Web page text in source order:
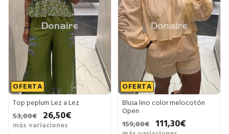
OFERTA
Top peplum Lez a Lez
53,00€
26,50€
más variaciones
OFERTA
Blusa lino color melocotón
Open
159,00€
111,30€